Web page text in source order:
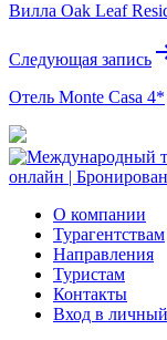
записям
Вилла Oak Leaf
Следующая запись
Отель Monte Casa 4*
О компании
Турагентствам
Направления
Туристам
Контакты
Вход в